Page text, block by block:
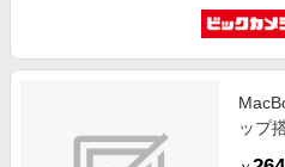
ップ